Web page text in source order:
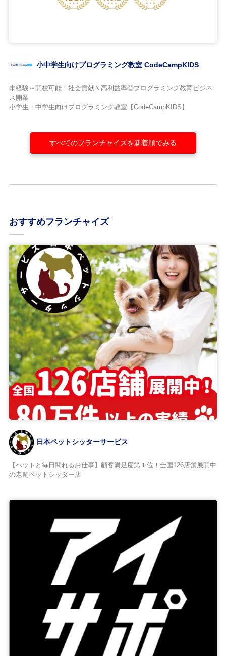
小中学生向けプログラミング教室 CodeCampKIDS
未経験～開校可能！社会貢献＆高利益率◎プログラミング教育ビジネ
ス開業
小学生・中学生向けプログラミング教室【CodeCampKIDS】
すべてのフランチャイズを新着順でみる
おすすめフランチャイズ
日本ペットシッターサービス
【ペットと毎日関れるお仕事】顧客満足度第１位！全国126店舗展開中
の老舗ペットシッター店